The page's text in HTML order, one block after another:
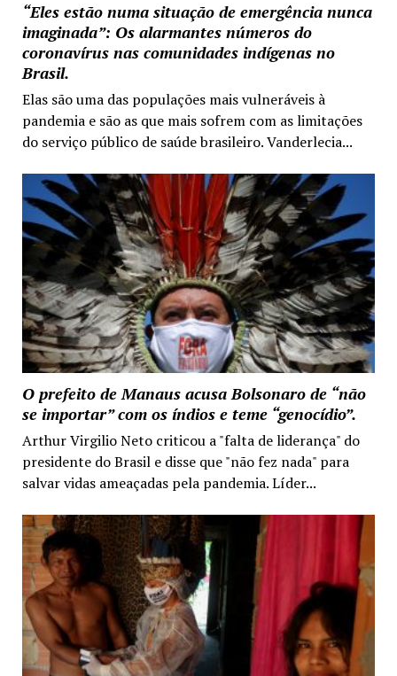
“Eles estão numa situação de emergência nunca
imaginada”: Os alarmantes números do
coronavírus nas comunidades indígenas no
Brasil.
Elas são uma das populações mais vulneráveis à
pandemia e são as que mais sofrem com as limitações
do serviço público de saúde brasileiro. Vanderlecia...
O prefeito de Manaus acusa Bolsonaro de “não
se importar” com os índios e teme “genocídio”.
Arthur Virgilio Neto criticou a "falta de liderança" do
presidente do Brasil e disse que "não fez nada" para
salvar vidas ameaçadas pela pandemia. Líder...